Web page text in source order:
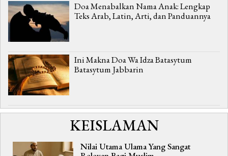
Doa Menabalkan Nama Anak: Lengkap
Teks Arab, Latin, Arti, dan Panduannya
Ini Makna Doa Wa Idza Batasytum
Batasytum Jabbarin
KEISLAMAN
Nilai Utama Ulama Yang Sangat